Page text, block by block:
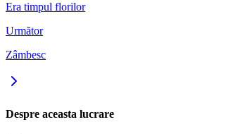
Era timpul florilor
Următor
Zâmbesc
Despre aceasta lucrare